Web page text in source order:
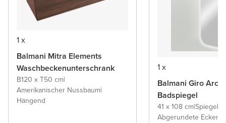
1 x
Balmani Mitra Elements
Waschbeckenunterschrank
B120 x T50 cm|
Amerikanischer Nussbaum|
Hängend
1 x
Balmani Giro
Badspiegel
41 x 108 cm|Spiegel
Abgerundete Ecken